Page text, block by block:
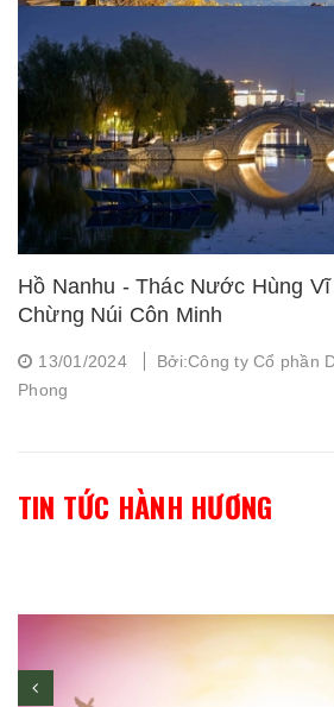
Hồ Nanhu - Thác Nước Hùng
Chừng Núi Côn Minh
13/01/2024
Bởi:Công ty Cổ phần
Phong
TIN TỨC HÀNH HƯƠNG